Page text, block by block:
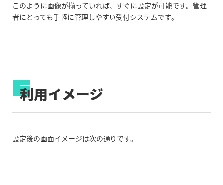
このように画像が揃っていれば、すぐに設定が可能です。管理
者にとっても手軽に管理しやすい受付システムです。
利用イメージ
設定後の画面イメージは次の通りです。